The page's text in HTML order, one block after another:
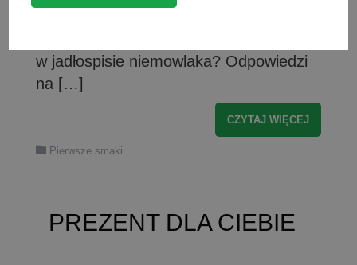
w jadłospisie niemowlaka? Odpowiedzi
na […]
CZYTAJ WIĘCEJ
Pierwsze smaki
PREZENT DLA CIEBIE